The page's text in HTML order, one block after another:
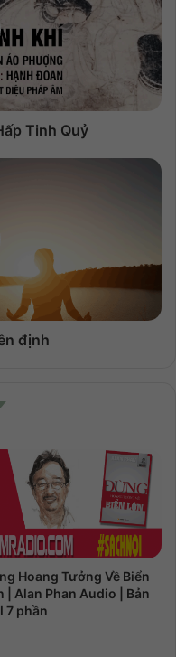
Tinh Quỷ
định
Hoang Tưởng Về Biển
| Alan Phan Audio | Bản
7 phần